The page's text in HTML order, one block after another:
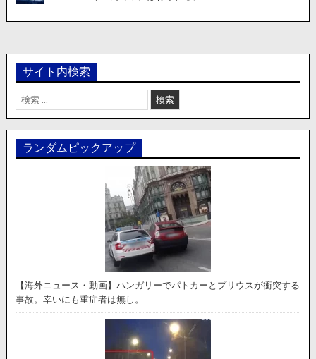
サイト内検索
検
索:
ランダムピックアップ
【海外ニュース・動画】ハンガリーでパトカーとプリウスが衝突する
事故。幸いにも重症者は無し。